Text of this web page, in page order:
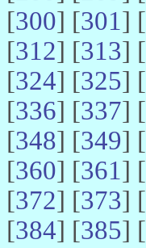
[300] [301] [
[312] [313] [
[324] [325] [
[336] [337] [
[348] [349] [
[360] [361] [
[372] [373] [
[384] [385] [